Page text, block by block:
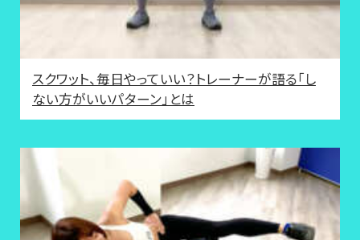
スクワット、毎日やっていい？トレーナーが語る「し
ない方がいいパターン」とは